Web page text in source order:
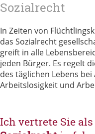
Sozialrecht
In Zeiten von
das Sozialrecht
greift in alle
jeden Bürger. Es regelt
des täglichen Lebens
Arbeitslosigkeit und
Ich vertrete Sie als